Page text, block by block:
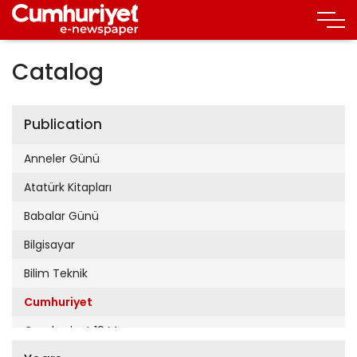
Catalog
Publication
Anneler Günü
Atatürk Kitapları
Babalar Günü
Bilgisayar
Bilim Teknik
Cumhuriyet
Cumhuriyet 19 Mayıs